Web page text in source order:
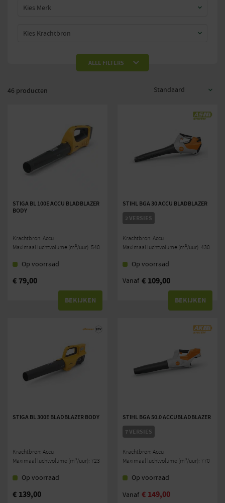
Kies Merk
Kies Krachtbron
Kies Maximaal luchtvolume (m³/uur)
€3.000
ALLE FILTERS
46 producten
STIGA BL 100E ACCU BLADBLAZER
BODY
Krachtbron: Accu
Maximaal luchtvolume (m³/uur): 540
Op voorraad
€ 79,00
BEKIJKEN
STIHL BGA 30 ACCU BLADBLAZER
2 VERSIES
Krachtbron: Accu
Maximaal luchtvolume (m³/uur): 430
Op voorraad
Vanaf € 109,00
BEKIJKEN
STIGA BL 300E BLADBLAZER BODY
Krachtbron: Accu
Maximaal luchtvolume (m³/uur): 723
Op voorraad
€ 139,00
STIHL BGA 50.0 ACCUBLADBLAZER
7 VERSIES
Krachtbron: Accu
Maximaal luchtvolume (m³/uur): 770
Op voorraad
Vanaf € 149,00